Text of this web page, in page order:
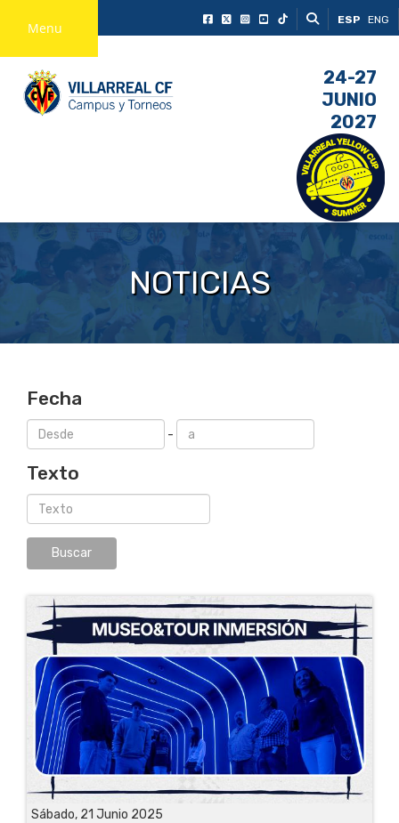
Menu ESP ENG
24-27
JUNIO
2027
NOTICIAS
Fecha
-
Texto
Sábado, 21 Junio 2025